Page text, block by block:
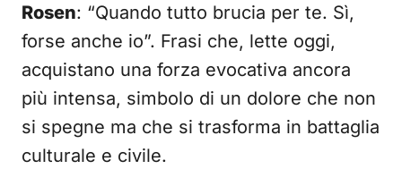
Rosen: “Quando tutto brucia per te. Sì,
forse anche io”. Frasi che, lette oggi,
acquistano una forza evocativa ancora
più intensa, simbolo di un dolore che non
si spegne ma che si trasforma in battaglia
culturale e civile.